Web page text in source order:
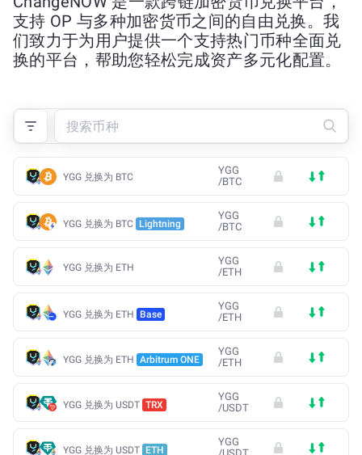
支持 OP 与多种加密货币之间的自由兑换。我
们致力于为用户提供一个支持热门币种全面兑
换的平台，帮助您轻松完成资产多元化配置。
YGG 兑换为 BTC
YGG
/BTC
YGG 兑换为 BTC Lightning
YGG
/BTC
YGG 兑换为 ETH
YGG
/ETH
YGG 兑换为 ETH Base
YGG
/ETH
YGG 兑换为 ETH Arbitrum ONE
YGG
/ETH
YGG 兑换为 USDT TRX
YGG
/USDT
YGG 兑换为 USDT ETH
YGG